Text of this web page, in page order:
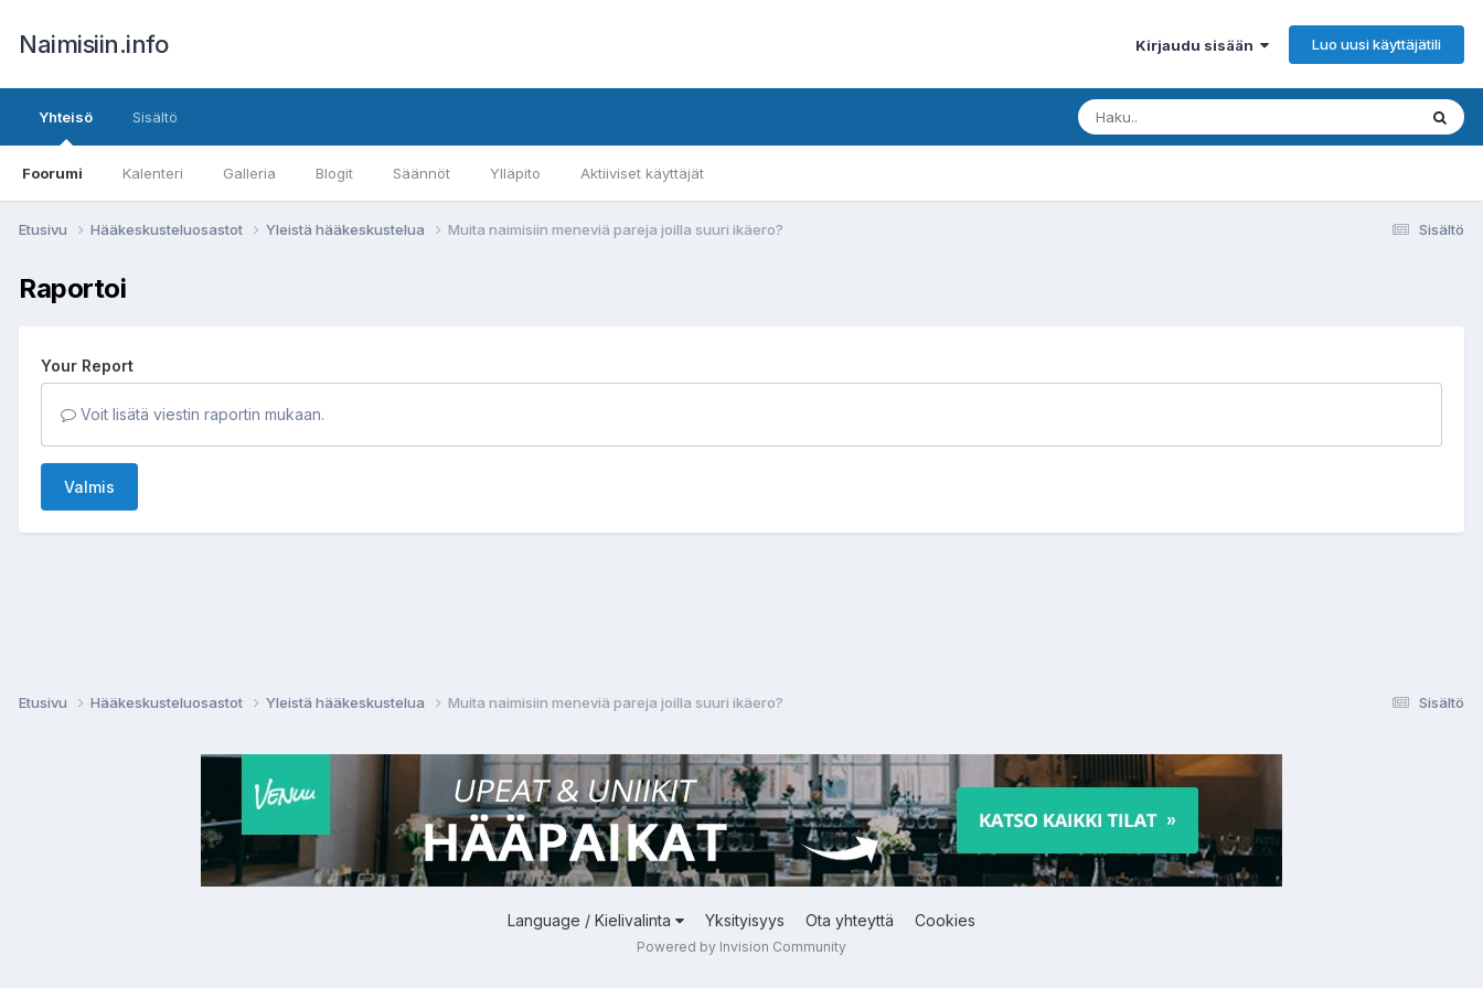
Naimisiin.info Kirjaudu sisään Luo uusi käyttäjätili
Yhteisö
Foorumi Kalenteri Galleria Blogit Säännöt Ylläpito Aktiiviset käyttäjät
Sisältö
Sisältö
Etusivu Hääkeskusteluosastot Yleistä hääkeskustelua Muita naimisiin meneviä pareja joilla suuri ikäero?
Raportoi
Your Report
Voit lisätä viestin raportin mukaan.
Valmis
Sisältö
Etusivu Hääkeskusteluosastot Yleistä hääkeskustelua Muita naimisiin meneviä pareja joilla suuri ikäero?
Language / Kielivalinta Yksityisyys Ota yhteyttä Cookies
Powered by Invision Community